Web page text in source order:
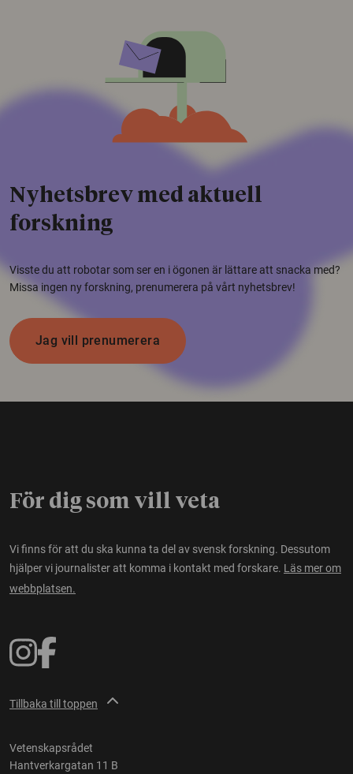
Nyhetsbrev med aktuell
forskning
Visste du att robotar som ser en i ögonen är lättare att snacka med?
Missa ingen ny forskning, prenumerera på vårt nyhetsbrev!
Jag vill prenumerera
För dig som vill veta
Vi finns för att du ska kunna ta del av svensk forskning. Dessutom
hjälper vi journalister att komma i kontakt med forskare. Läs mer om
webbplatsen.
Tillbaka till toppen
Vetenskapsrådet
Hantverkargatan 11 B